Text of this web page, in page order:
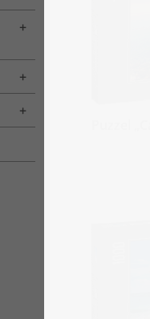
Toggle menu
Toggle menu
Toggle menu